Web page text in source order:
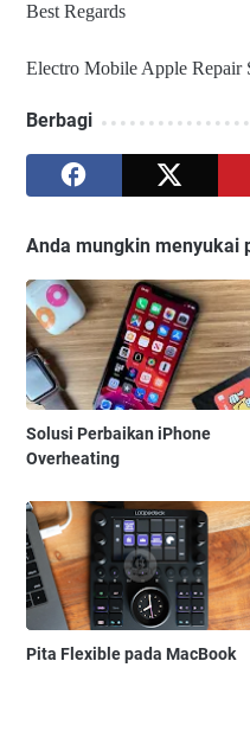
Best Regards
Electro Mobile Apple Repair
Berbagi
Anda mungkin menyukai
Solusi Perbaikan iPhone
Overheating
Pita Flexible pada MacBook